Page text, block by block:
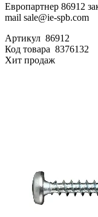
Европартнер 86912
mail sale@ie-spb.com
Артикул 86912
Код товара 8376132
Хит продаж